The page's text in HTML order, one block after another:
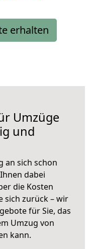
erhalten
Umzüge
und
an sich schon
dabei
die Kosten
sich zurück – wir
für Sie, das
Umzug von
kann.